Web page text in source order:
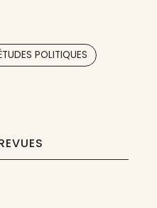
participé à
association étudiante
POLITIQUES